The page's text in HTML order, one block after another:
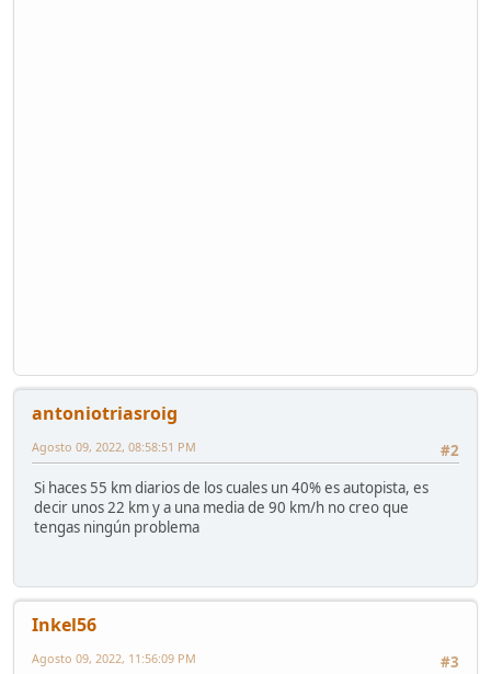
antoniotriasroig
#2
Agosto 09, 2022, 08:58:51 PM
Si haces 55 km diarios de los cuales un 40% es autopista, es
decir unos 22 km y a una media de 90 km/h no creo que
tengas ningún problema
Inkel56
#3
Agosto 09, 2022, 11:56:09 PM